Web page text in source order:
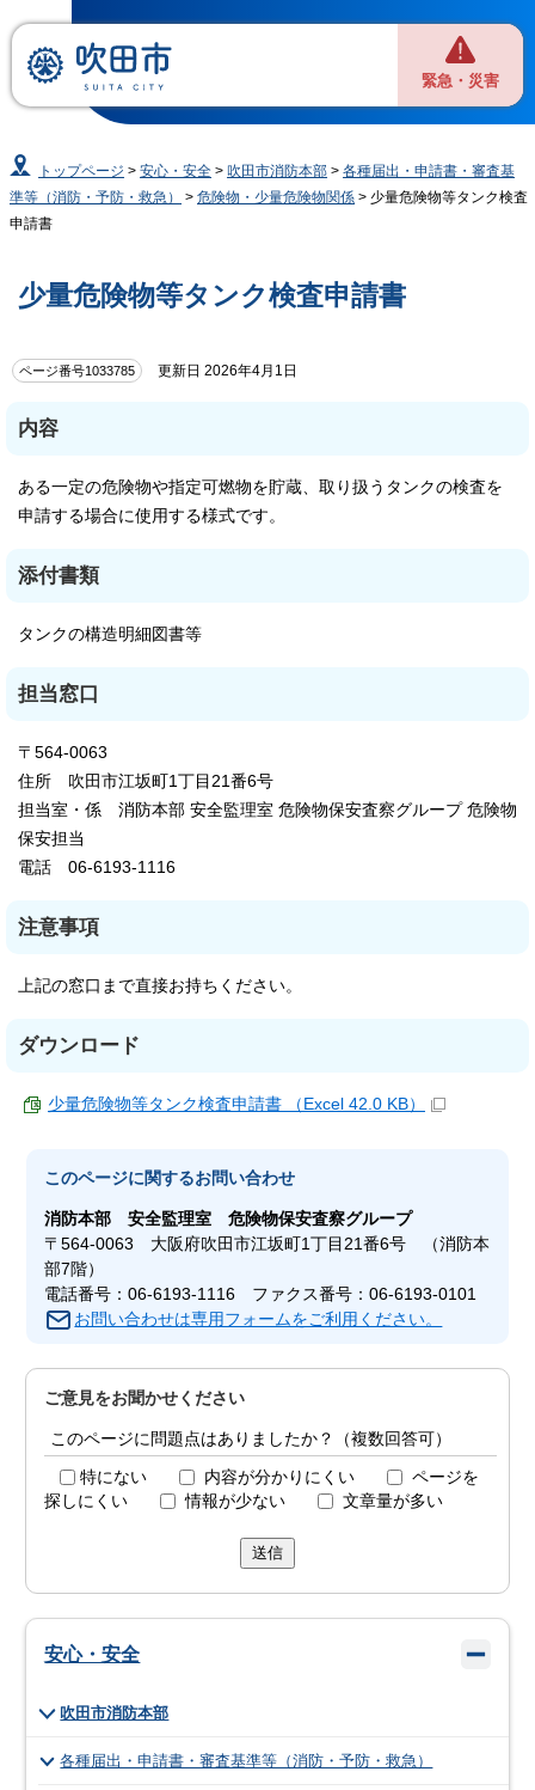
緊急・災害
トップページ >安心・安全 > 吹田市消防本部 >各種届出・申請書・審査基
準等（消防・予防・救急）
> 危険物・少量危険物関係 > 少量危険物等タンク検査
申請書
少量危険物等タンク検査申請書
ページ番号1033785 更新日 2026年4月1日
内容
ある一定の危険物や指定可燃物を貯蔵、取り扱うタンクの検査を
申請する場合に使用する様式です。
添付書類
タンクの構造明細図書等
担当窓口
〒564-0063
住所 吹田市江坂町1丁目21番6号
担当室・係 消防本部 安全監理室 危険物保安査察グループ 危険物
保安担当
電話 06-6193-1116
注意事項
上記の窓口まで直接お持ちください。
ダウンロード
少量危険物等タンク検査申請書 （Excel 42.0 KB）
このページに関するお問い合わせ
消防本部安全監理室 危険物保安査察グループ
〒564-0063 大阪府吹田市江坂町1丁目21番6号 （消防本
部7階）
電話番号：06-6193-1116 ファクス番号：06-6193-0101
お問い合わせは専用フォームをご利用ください。
ご意見をお聞かせください
このページに問題点はありましたか？（複数回答可）
特にない 内容が分かりにくい
ページを
探しにくい
情報が少ない 文章量が多い
送信
安心・安全
吹田市消防本部
各種届出・申請書・審査基準等（消防・予防・救急）